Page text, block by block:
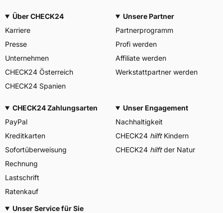
Über CHECK24
Karriere
Presse
Unternehmen
CHECK24 Österreich
CHECK24 Spanien
Unsere Partner
Partnerprogramm
Profi werden
Affiliate werden
Werkstattpartner werden
CHECK24 Zahlungsarten
PayPal
Kreditkarten
Sofortüberweisung
Rechnung
Lastschrift
Ratenkauf
Unser Engagement
Nachhaltigkeit
CHECK24 hilftKindern
CHECK24 hilftder Natur
Unser Service für Sie